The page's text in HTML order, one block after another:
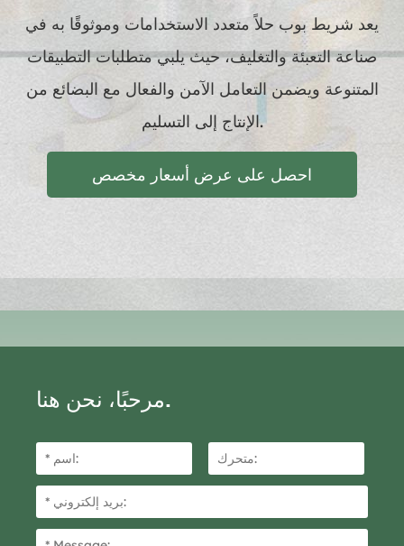
يعد شريط بوب حلاً متعدد الاستخدامات وموثوقًا به في
صناعة التعبئة والتغليف، حيث يلبي متطلبات التطبيقات
المتنوعة ويضمن التعامل الآمن والفعال مع البضائع من
الإنتاج إلى التسليم.
احصل على عرض أسعار مخصص
مرحبًا، نحن هنا.